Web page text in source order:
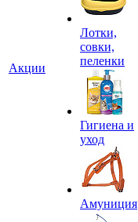
Акции
Лотки,
совки,
пеленки
Гигиена и
уход
Амуниция